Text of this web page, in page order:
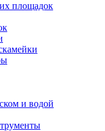
площадок
и водой